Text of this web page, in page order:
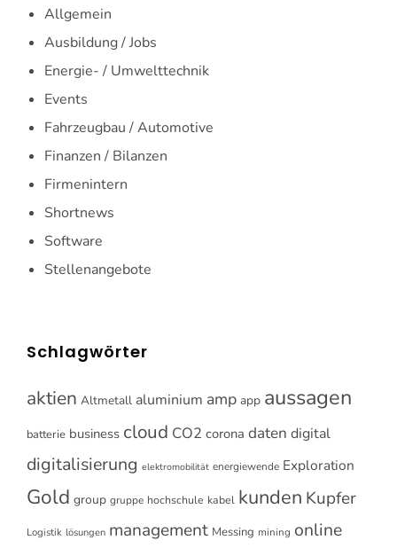
Allgemein
Ausbildung / Jobs
Energie- / Umwelttechnik
Events
Fahrzeugbau / Automotive
Finanzen / Bilanzen
Firmenintern
Shortnews
Software
Stellenangebote
Schlagwörter
aktien Altmetall aluminium amp app aussagen
batterie business cloud CO2 corona daten digital
digitalisierung elektromobilität energiewende Exploration
Gold group gruppe hochschule kabel kunden Kupfer
Logistik lösungen management Messing mining online